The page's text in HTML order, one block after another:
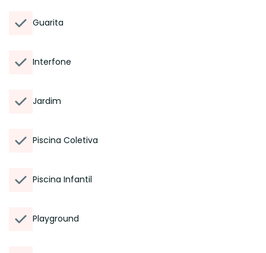
Guarita
Interfone
Jardim
Piscina Coletiva
Piscina Infantil
Playground